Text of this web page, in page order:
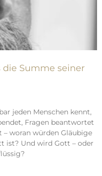
die Summe seiner
jeden Menschen kennt,
Fragen beantwortet
woran würden Gläubige
ist? Und wird Gott – oder